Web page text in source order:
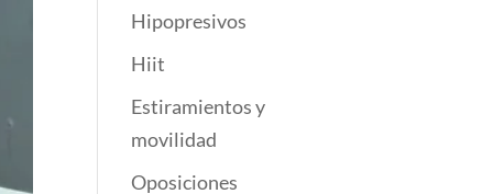
Hipopresivos
Hiit
Estiramientos y
movilidad
Oposiciones